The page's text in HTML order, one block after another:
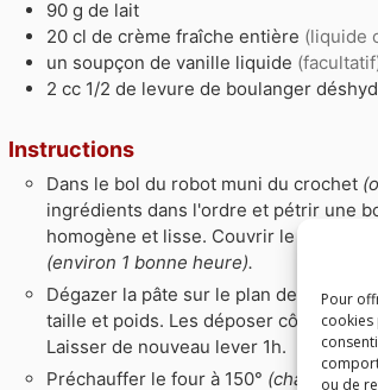
Pour
ou de
90 g de lait
20 cl de crème fraîche entière (liquide
un soupçon de vanille liquide
2 cc 1/2 de levure de boulanger
Instructions
Dans le bol du robot muni du crochet
ingrédients dans l'ordre et pétrir une
homogène et lisse. Couvrir le bol d'un
(environ 1 bonne heure).
Dégazer la pâte sur le plan de travail
taille et poids. Les déposer côte à côte
Laisser de nouveau lever 1h.
Préchauffer le four à 150° (chaleur